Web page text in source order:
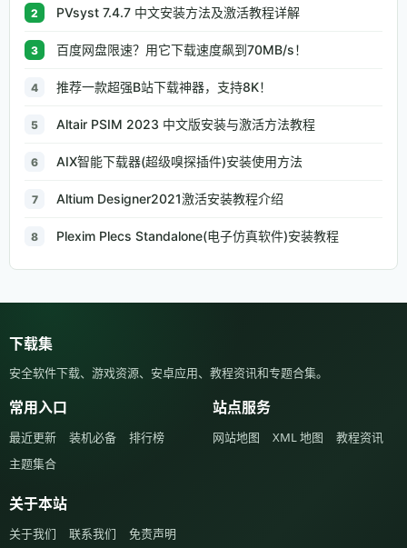
2 PVsyst 7.4.7 中文安装方法及激活教程详解
3 百度网盘限速？用它下载速度飙到70MB/s！
4 推荐一款超强B站下载神器，支持8K！
5 Altair PSIM 2023 中文版安装与激活方法教程
6 AIX智能下载器(超级嗅探插件)安装使用方法
7 Altium Designer2021激活安装教程介绍
8 Plexim Plecs Standalone(电子仿真软件)安装教程
下载集
安全软件下载、游戏资源、安卓应用、教程资讯和专题合集。
常用入口
最近更新 装机必备
排行榜
主题集合
站点服务
网站地图 XML 地图 教程资讯
关于本站
关于我们 联系我们 免责声明